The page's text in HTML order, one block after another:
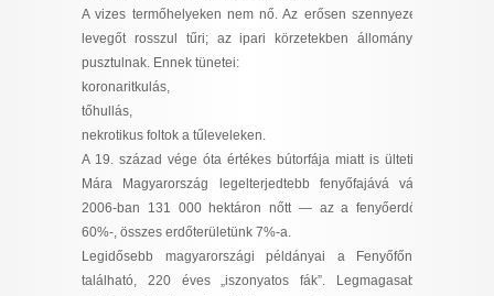
A vizes termőhelyeken nem nő. Az erősen szennyezett
levegőt rosszul tűri; az ipari körzetekben állományai
pusztulnak. Ennek tünetei:
koronaritkulás,
tőhullás,
nekrotikus foltok a tűleveleken.
A 19. század vége óta értékes bútorfája miatt is ültetik.
Mára Magyarország legelterjedtebb fenyőfajává vált:
2006-ban 131 000 hektáron nőtt — az a fenyőerdők
60%-, összes erdőterületünk 7%-a.
Legidősebb magyarországi példányai a Fenyőfőnél
található, 220 éves „iszonyatos fák”. Legmagasabb